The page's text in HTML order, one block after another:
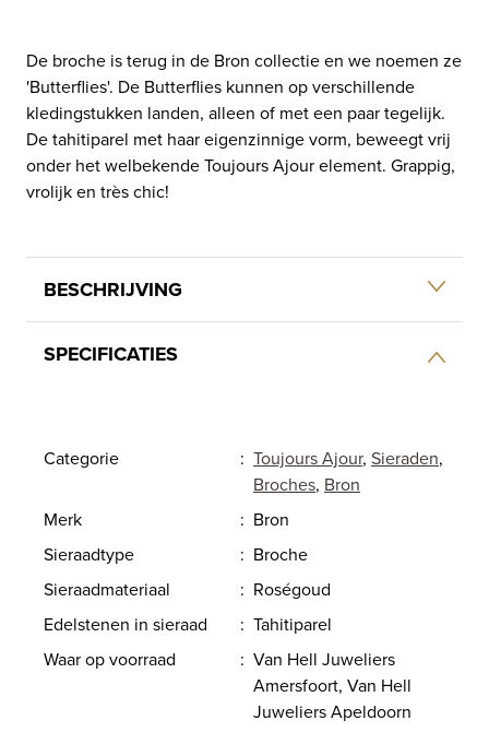
De broche is terug in de Bron collectie en we noemen ze
'Butterflies'. De Butterflies kunnen op verschillende
kledingstukken landen, alleen of met een paar tegelijk.
De tahitiparel met haar eigenzinnige vorm, beweegt vrij
onder het welbekende Toujours Ajour element. Grappig,
vrolijk en très chic!
BESCHRIJVING
SPECIFICATIES
Categorie : Toujours Ajour, Sieraden,
Broches, Bron
Merk
: Bron
Sieraadtype
: Broche
Sieraadmateriaal
: Roségoud
Edelstenen in sieraad
: Tahitiparel
Waar op voorraad
: Van Hell Juweliers
Amersfoort, Van Hell
Juweliers Apeldoorn